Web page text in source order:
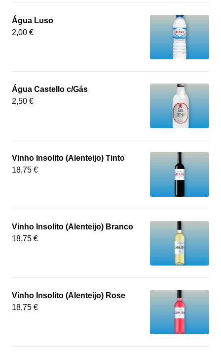
Água Luso
2,00 €
Água Castello c/Gás
2,50 €
Vinho Insolito (Alenteijo) Tinto
18,75 €
Vinho Insolito (Alenteijo) Branco
18,75 €
Vinho Insolito (Alenteijo) Rose
18,75 €